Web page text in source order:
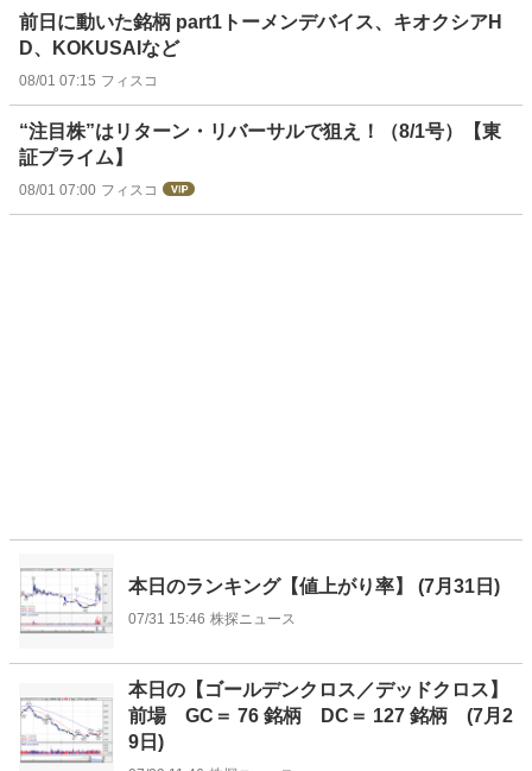
前日に動いた銘柄 part1トーメンデバイス、キオクシアH
D、KOKUSAIなど
08/01 07:15 フィスコ
“注目株”はリターン・リバーサルで狙え！（8/1号）【東
証プライム】
08/01 07:00 フィスコ
本日のランキング【値上がり率】 (7月31日)
07/31 15:46 株探ニュース
本日の【ゴールデンクロス／デッドクロス】
前場 GC＝ 76 銘柄 DC＝ 127 銘柄 (7月2
9日)